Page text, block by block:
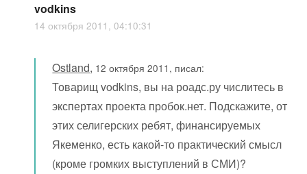
vodkins
14 октября 2011, 04:10:31
Ostland, 12 октября 2011, писал:
Товарищ vodkins, вы на роадс.ру числитесь в
экспертах проекта пробок.нет. Подскажите, от
этих селигерских ребят, финансируемых
Якеменко, есть какой-то практический смысл
(кроме громких выступлений в СМИ)?